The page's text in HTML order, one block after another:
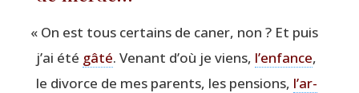
« On est tous cer­tains de caner, non ? Et puis
j’ai été gâté. Venant d’où je viens, l’en­fance,
le divorce de mes parents, les pen­sions, l’ar­